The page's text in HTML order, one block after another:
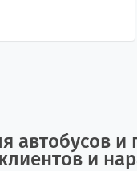
автобусов и
и